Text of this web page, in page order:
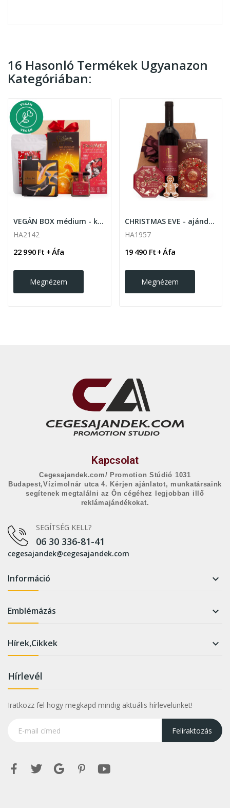
16 Hasonló Termékek Ugyanazon
Kategóriában:
VEGÁN BOX médium - karácsonyi ajándékcsomag
HA2142
22 990 Ft + Áfa
Megnézem
CHRISTMAS EVE - ajándékcsomag
HA1957
19 490 Ft + Áfa
Megnézem
Kapcsolat
Cegesajandek.com/ Promotion Stúdió 1031
Budapest,Vízimolnár utca 4. Kérjen ajánlatot, munkatársaink
segítenek megtalálni az Ön cégéhez legjobban illő
reklámajándékokat.
SEGÍTSÉG KELL?
06 30 336-81-41
cegesajandek@cegesajandek.com
Információ 
Emblémázás 
Hírek,Cikkek 
Hírlevél
Iratkozz fel hogy megkapd mindig aktuális hírlevelünket!
Feliraktozás